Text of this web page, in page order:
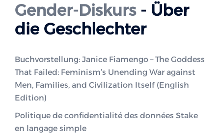
Gender-Diskurs- Über
die Geschlechter
Buchvorstellung: Janice Fiamengo – The Goddess
That Failed: Feminism’s Unending War against
Men, Families, and Civilization Itself (English
Edition)
Politique de confidentialité des données Stake
en langage simple